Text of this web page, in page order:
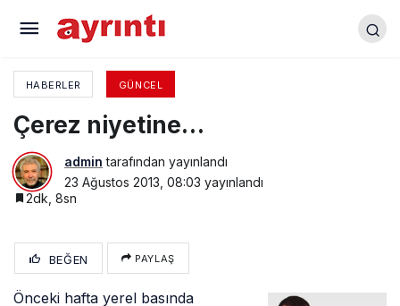
HABERLER GÜNCEL
Çerez niyetine…
admin tarafından yayınlandı
23 Ağustos 2013, 08:03 yayınlandı
2dk, 8sn
BEĞEN PAYLAŞ
Önceki hafta yerel basında
Cingil’in biti kanlanacak mı?